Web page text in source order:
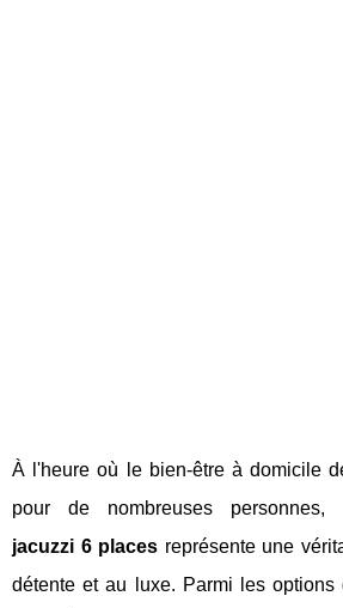
À l'heure où le bien-être à domicile
pour de nombreuses personnes,
jacuzzi 6 places représente une
détente et au luxe. Parmi les